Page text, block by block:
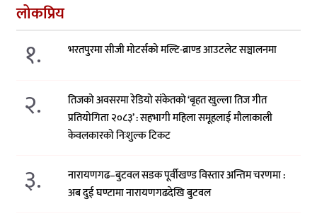
लोकप्रिय
१. भरतपुरमा सीजी मोटर्सको मल्टि-ब्राण्ड आउटलेट सञ्चालनमा
२.
तिजको अवसरमा रेडियो संकेतको ‘बृहत खुल्ला तिज गीत
प्रतियोगिता २०८३’ : सहभागी महिला समूहलाई मौलाकाली
केवलकारको निःशुल्क टिकट
३.
नारायणगढ–बुटवल सडक पूर्वीखण्ड विस्तार अन्तिम चरणमा :
अब दुई घण्टामा नारायणगढदेखि बुटवल